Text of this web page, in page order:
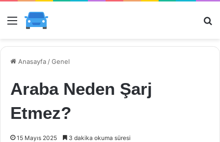
Menü
Anasayfa /Genel
Araba Neden Şarj
Etmez?
15 Mayıs 2025 3 dakika okuma süresi